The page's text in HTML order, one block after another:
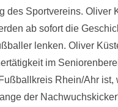
des Sportvereins. Oliver
ab sofort die
lenken. Oliver
im
Rhein/Ahr ist,
der